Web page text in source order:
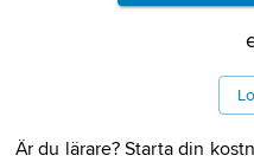
Information
Är du lärare? Starta din